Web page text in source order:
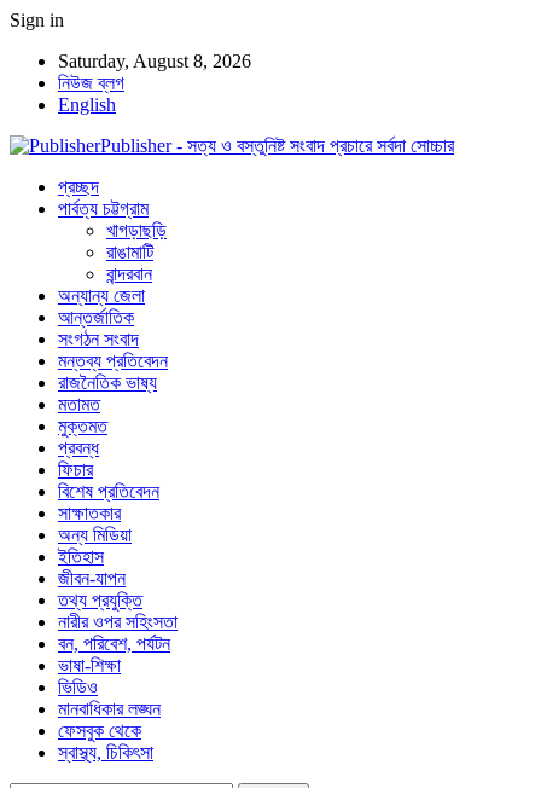
Sign in
Saturday, August 8, 2026
নিউজ ব্লগ
English
Publisher - সত্য ও বস্তুনিষ্ট সংবাদ প্রচারে সর্বদা সোচ্চার
প্রচ্ছদ
পার্বত্য চট্টগ্রাম
খাগড়াছড়ি
রাঙামাটি
বান্দরবান
অন্যান্য জেলা
আন্তর্জাতিক
সংগঠন সংবাদ
মন্তব্য প্রতিবেদন
রাজনৈতিক ভাষ্য
মতামত
মুক্তমত
প্রবন্ধ
ফিচার
বিশেষ প্রতিবেদন
সাক্ষাতকার
অন্য মিডিয়া
ইতিহাস
জীবন-যাপন
তথ্য প্রযুক্তি
নারীর ওপর সহিংসতা
বন, পরিবেশ, পর্যটন
ভাষা-শিক্ষা
ভিডিও
মানবাধিকার লঙ্ঘন
ফেসবুক থেকে
স্বাস্থ্য, চিকিৎসা